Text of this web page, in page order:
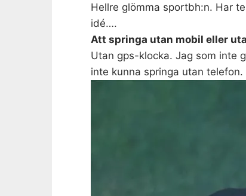
Hellre glömma sportbh:n. Har
idé….
Att springa utan mobil eller
Utan gps-klocka. Jag som inte
inte kunna springa utan